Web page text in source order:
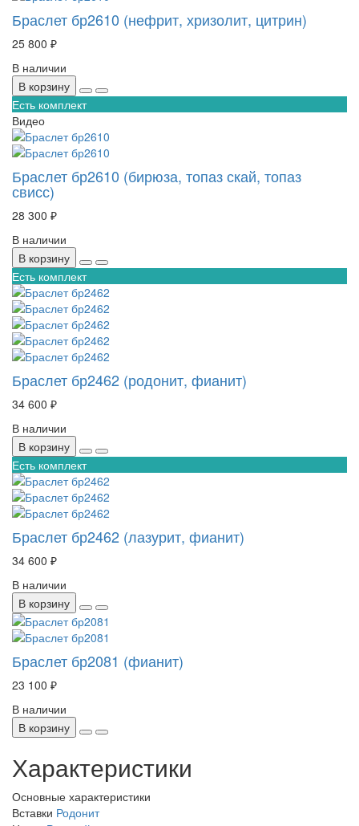
Браслет бр2610 (нефрит, хризолит, цитрин)
25 800 ₽
В наличии
В корзину
Есть комплект
Видео
Браслет бр2610 (бирюза, топаз скай, топаз
свисс)
28 300 ₽
В наличии
В корзину
Есть комплект
Браслет бр2462 (родонит, фианит)
34 600 ₽
В наличии
В корзину
Есть комплект
Браслет бр2462 (лазурит, фианит)
34 600 ₽
В наличии
В корзину
Браслет бр2081 (фианит)
23 100 ₽
В наличии
В корзину
Характеристики
Основные характеристики
Вставки Родонит